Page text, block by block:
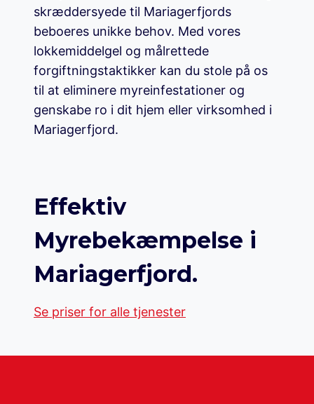
skræddersyede til Mariagerfjords
beboeres unikke behov. Med vores
lokkemiddelgel og målrettede
forgiftningstaktikker kan du stole på os
til at eliminere myreinfestationer og
genskabe ro i dit hjem eller virksomhed i
Mariagerfjord.
Effektiv
Myrebekæmpelse i
Mariagerfjord.
Se priser for alle tjenester